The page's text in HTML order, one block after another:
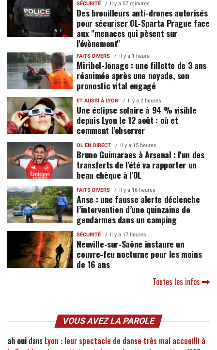
SÉCURITÉ Il y a 57 minutes
Des brouilleurs anti-drones autorisés
pour sécuriser OL-Sparta Prague face
aux "menaces qui pèsent sur
l'évènement"
FAITS DIVERS Il y a 1 heure
Miribel-Jonage : une fillette de 3 ans
réanimée après une noyade, son
pronostic vital engagé
ET AUSSI À LYON Il y a 2 heures
Une éclipse solaire à 94 % visible
depuis Lyon le 12 août : où et
comment l’observer
OL EN DIRECT Il y a 15 heures
Bruno Guimaraes à Arsenal : l'un des
transferts de l'été va rapporter un
beau chèque à l'OL
FAITS DIVERS Il y a 16 heures
Anse : une fausse alerte déclenche
l’intervention d’une quinzaine de
gendarmes dans un camping
SÉCURITÉ Il y a 17 heures
Neuville-sur-Saône instaure un
couvre-feu nocturne pour les moins
de 16 ans
Toutes les infos
VOUS AVEZ LA PAROLE
ah oui dans Lyon : leur spectacle de danse très mal accueilli à